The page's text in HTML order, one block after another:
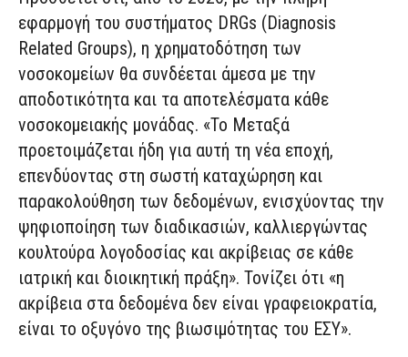
εφαρμογή του συστήματος DRGs (Diagnosis
Related Groups), η χρηματοδότηση των
νοσοκομείων θα συνδέεται άμεσα με την
αποδοτικότητα και τα αποτελέσματα κάθε
νοσοκομειακής μονάδας. «Το Μεταξά
προετοιμάζεται ήδη για αυτή τη νέα εποχή,
επενδύοντας στη σωστή καταχώρηση και
παρακολούθηση των δεδομένων, ενισχύοντας την
ψηφιοποίηση των διαδικασιών, καλλιεργώντας
κουλτούρα λογοδοσίας και ακρίβειας σε κάθε
ιατρική και διοικητική πράξη». Τονίζει ότι «η
ακρίβεια στα δεδομένα δεν είναι γραφειοκρατία,
είναι το οξυγόνο της βιωσιμότητας του ΕΣΥ».